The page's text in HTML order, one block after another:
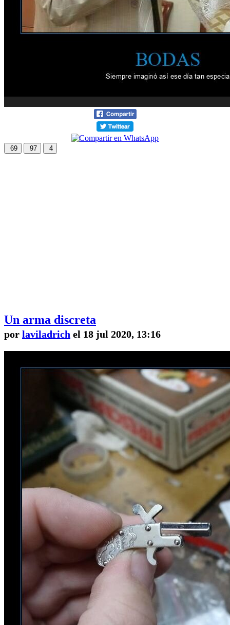
69 97 4
Un arma discreta
por laviladrich el 18 jul 2020, 13:16